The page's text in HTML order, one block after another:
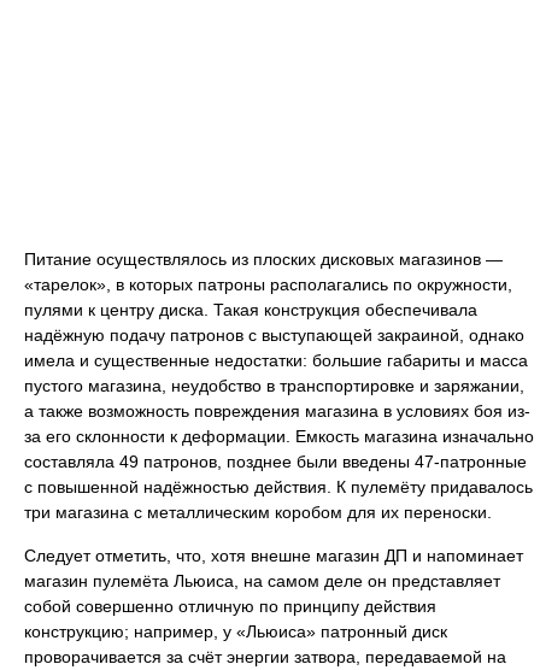
Питание осуществлялось из плоских дисковых магазинов —
«тарелок», в которых патроны располагались по окружности,
пулями к центру диска. Такая конструкция обеспечивала
надёжную подачу патронов с выступающей закраиной, однако
имела и существенные недостатки: большие габариты и масса
пустого магазина, неудобство в транспортировке и заряжании,
а также возможность повреждения магазина в условиях боя из-
за его склонности к деформации. Емкость магазина изначально
составляла 49 патронов, позднее были введены 47-патронные
с повышенной надёжностью действия. К пулемёту придавалось
три магазина с металлическим коробом для их переноски.
Следует отметить, что, хотя внешне магазин ДП и напоминает
магазин пулемёта Льюиса, на самом деле он представляет
собой совершенно отличную по принципу действия
конструкцию; например, у «Льюиса» патронный диск
проворачивается за счёт энергии затвора, передаваемой на